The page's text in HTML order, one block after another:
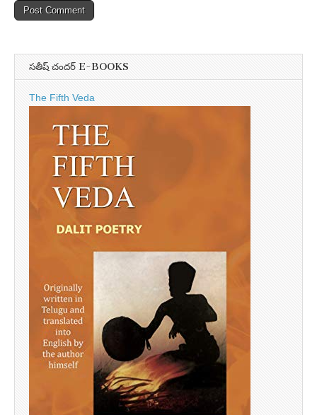
సతీష్ చందర్ E-BOOKS
The Fifth Veda